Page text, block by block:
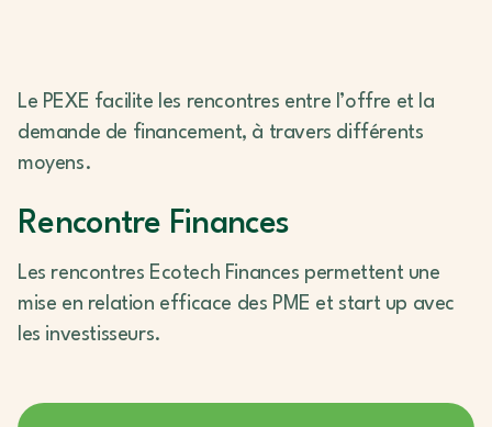
Le PEXE facilite les rencontres entre l’offre et la
demande de financement, à travers différents
moyens.
Rencontre Finances
Les rencontres Ecotech Finances permettent une
mise en relation efficace des PME et start up avec
les investisseurs.